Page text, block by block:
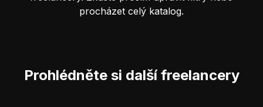
procházet celý katalog.
Prohlédněte si další freelancery